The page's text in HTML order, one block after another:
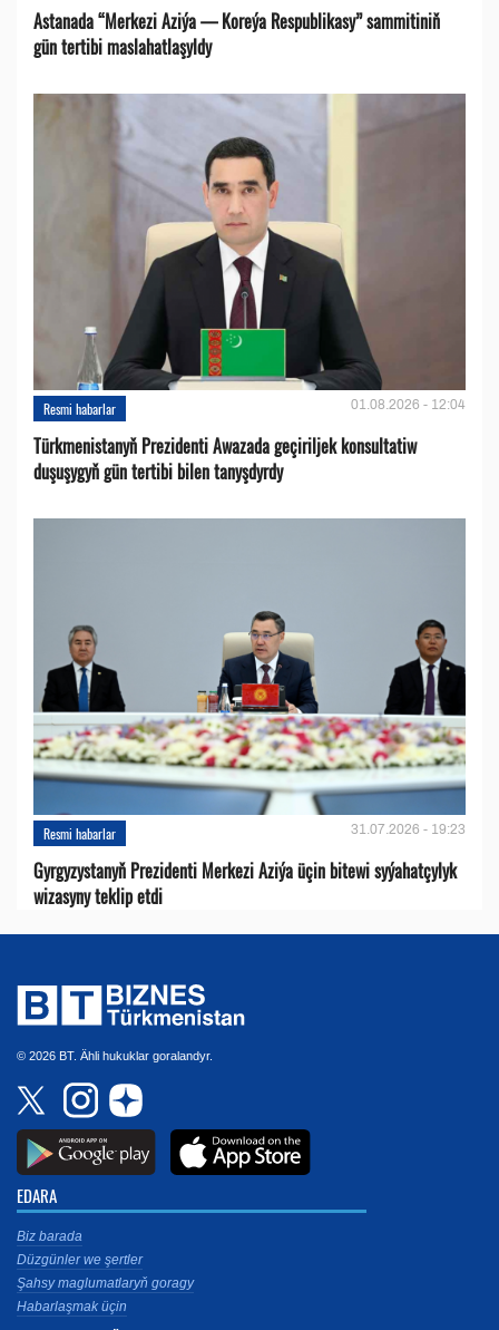
Astanada “Merkezi Aziýa — Koreýa Respublikasy” sammitiniň
gün tertibi maslahatlaşyldy
Resmi habarlar 01.08.2026 - 12:04
Türkmenistanyň Prezidenti Awazada geçiriljek konsultatiw
duşuşygyň gün tertibi bilen tanyşdyrdy
Resmi habarlar 31.07.2026 - 19:23
Gyrgyzystanyň Prezidenti Merkezi Aziýa üçin bitewi syýahatçylyk
wizasyny teklip etdi
© 2026 BT. Ähli hukuklar goralandyr.
EDARA
Biz barada
Düzgünler we şertler
Şahsy maglumatlaryň goragy
Habarlaşmak üçin